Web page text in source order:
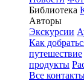
Библиотека
Авторы
Экскурсии
Как
путешествие
продукты
Все